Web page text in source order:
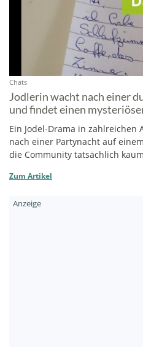
Chats
Jodlerin wacht nach einer
und findet einen
Ein Jodel-Drama in zahlreichen
nach einer Partynacht auf
die Community tatsächlich
Zum Artikel